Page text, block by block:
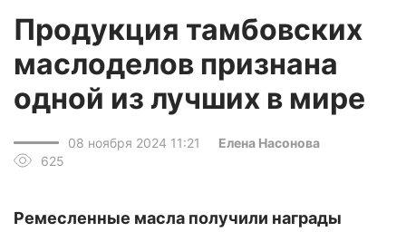
Продукция тамбовских
маслоделов признана
одной из лучших в мире
08 ноября 2024 11:21
Елена Насонова
625
Ремесленные масла получили награды